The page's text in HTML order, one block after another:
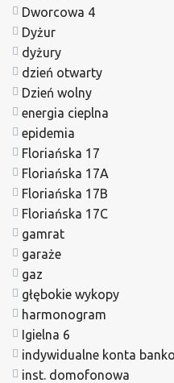
Dworcowa 4
Dyżur
dyżury
dzień otwarty
Dzień wolny
energia cieplna
epidemia
Floriańska 17
Floriańska 17A
Floriańska 17B
Floriańska 17C
gamrat
garaże
gaz
głębokie wykopy
harmonogram
Igielna 6
indywidualne konta
inst. domofonowa